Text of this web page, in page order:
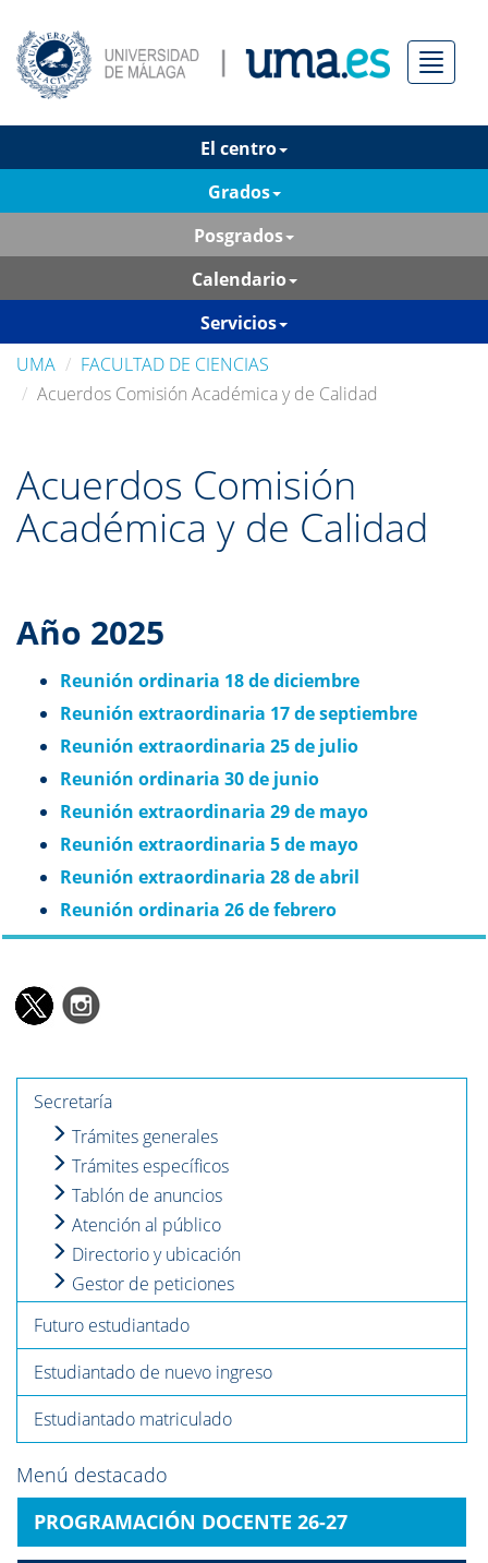
Menú
El centro
Grados
Posgrados
Calendario
Servicios
UMA
FACULTAD DE CIENCIAS
Acuerdos Comisión Académica y de Calidad
Acuerdos Comisión
Académica y de Calidad
Año 2025
Reunión ordinaria 18 de diciembre
Reunión extraordinaria 17 de septiembre
Reunión extraordinaria 25 de julio
Reunión ordinaria 30 de junio
Reunión extraordinaria 29 de mayo
Reunión extraordinaria 5 de mayo
Reunión extraordinaria 28 de abril
Reunión ordinaria 26 de febrero
Secretaría
Trámites generales
Trámites específicos
Tablón de anuncios
Atención al público
Directorio y ubicación
Gestor de peticiones
Futuro estudiantado
Estudiantado de nuevo ingreso
Estudiantado matriculado
Menú destacado
PROGRAMACIÓN DOCENTE 26-27